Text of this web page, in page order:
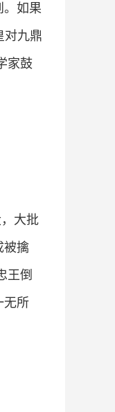
。如果
对九鼎
家鼓
大批
被擒
王倒
无所